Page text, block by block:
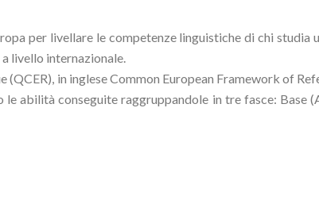
per livellare le competenze linguistiche di chi studia
livello internazionale.
in inglese Common European Framework of
abilità conseguite raggruppandole in tre fasce: Base